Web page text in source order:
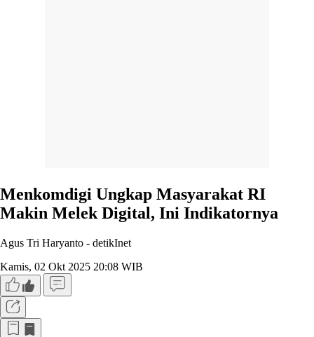
Menkomdigi Ungkap Masyarakat RI
Makin Melek Digital, Ini Indikatornya
Agus Tri Haryanto - detikInet
Kamis, 02 Okt 2025 20:08 WIB